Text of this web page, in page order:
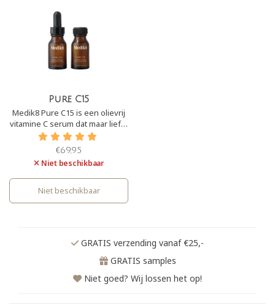
Pure C15
Medik8 Pure C15 is een olievrij
vitamine C serum dat maar liefst
15% pure ascorbinezuur bevat.
Dit serum zorgt ervoor dat UV-
schade in de huid wordt
hersteld en er een prachtige
‘glow’ tevoorschijn wordt
gehaald.
€69,95
Niet beschikbaar
Niet beschikbaar
GRATIS verzending vanaf €25,-
GRATIS samples
Niet goed? Wij lossen het op!